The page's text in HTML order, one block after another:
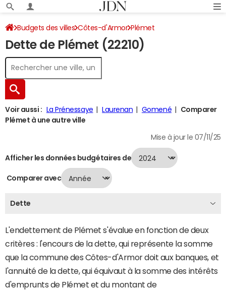
Budgets des villes Côtes-d'Armor Plémet
Dette au 31/12/2024
Dette de Plémet (22210)
Voir aussi : La Prénessaye Laurenan Gomené
Comparer
Plémet à une autre ville
Mise à jour le 07/11/25
Afficher les données budgétaires de
Comparer avec
Dette
L'endettement de Plémet s'évalue en fonction de deux
critères : l'encours de la dette, qui représente la somme
que la commune des Côtes-d'Armor doit aux banques, et
l'annuité de la dette, qui équivaut à la somme des intérêts
d'emprunts de Plémet et du montant de